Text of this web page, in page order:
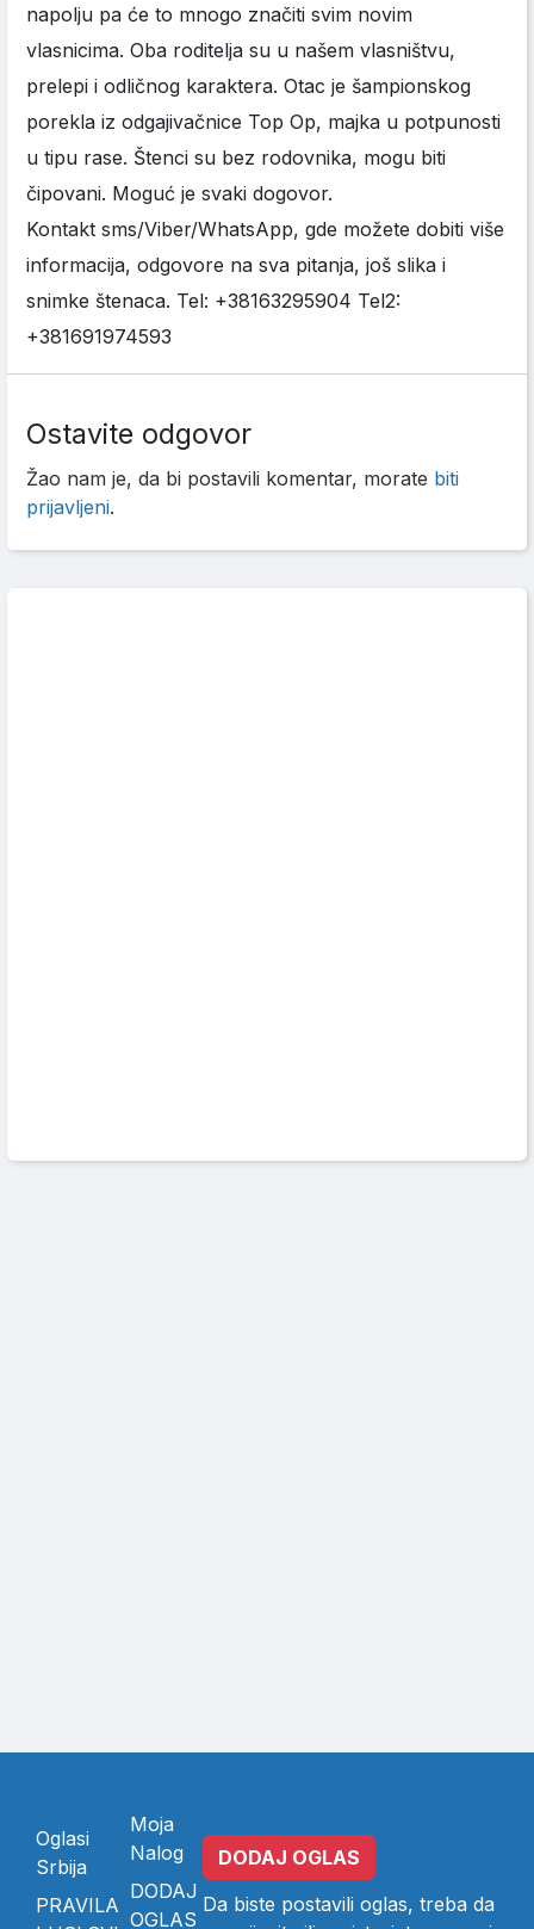
napolju pa će to mnogo značiti svim novim
vlasnicima. Oba roditelja su u našem vlasništvu,
prelepi i odličnog karaktera. Otac je šampionskog
porekla iz odgajivačnice Top Op, majka u potpunosti
u tipu rase. Štenci su bez rodovnika, mogu biti
čipovani. Moguć je svaki dogovor.
Kontakt sms/Viber/WhatsApp, gde možete dobiti više
informacija, odgovore na sva pitanja, još slika i
snimke štenaca. Tel: +38163295904 Tel2:
+381691974593
Ostavite odgovor
Žao nam je, da bi postavili komentar, morate biti
prijavljeni.
Oglasi
Srbija
PRAVILA
Moja
Nalog
DODAJ
OGLAS
DODAJ OGLAS
Da biste postavili oglas, treba da